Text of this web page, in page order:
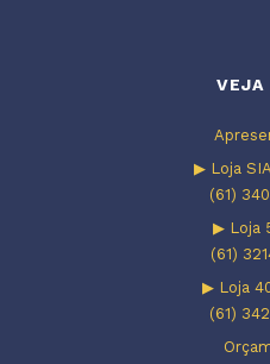
VEJA
▶ Loja
(61)
▶ Loja
(61)
▶ Loja
(61)